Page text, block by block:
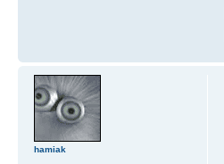
hamiak